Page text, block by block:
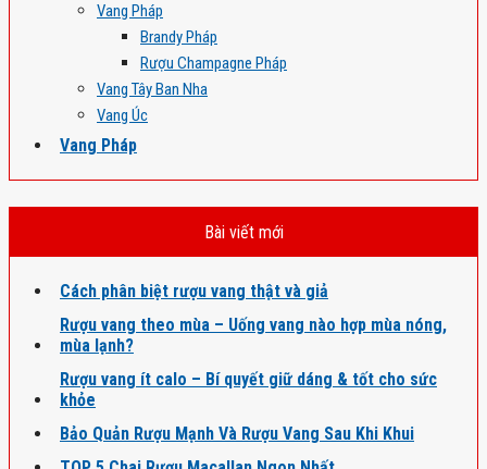
Vang Pháp
Brandy Pháp
Rượu Champagne Pháp
Vang Tây Ban Nha
Vang Úc
Vang Pháp
Bài viết mới
Cách phân biệt rượu vang thật và giả
Rượu vang theo mùa – Uống vang nào hợp mùa nóng,
mùa lạnh?
Rượu vang ít calo – Bí quyết giữ dáng & tốt cho sức
khỏe
Bảo Quản Rượu Mạnh Và Rượu Vang Sau Khi Khui